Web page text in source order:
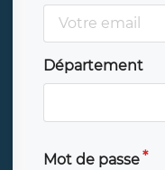
Département
Mot de passe